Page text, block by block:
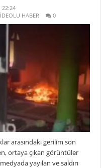
22:24
HABER 0
arasındaki gerilim son
ortaya çıkan görüntüler
yayılan ve saldırı